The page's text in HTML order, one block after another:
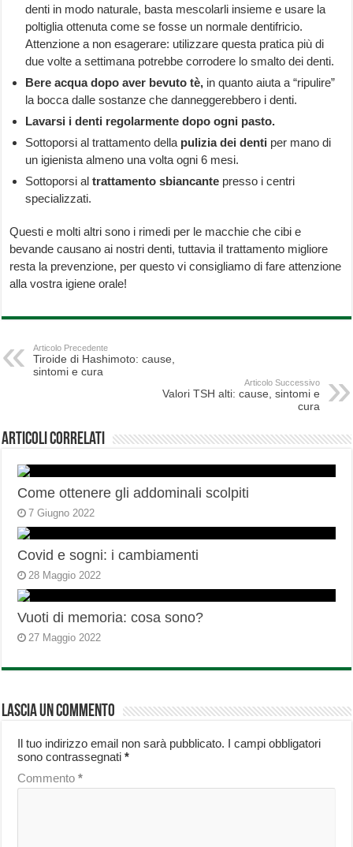
denti in modo naturale, basta mescolarli insieme e usare la
poltiglia ottenuta come se fosse un normale dentifricio.
Attenzione a non esagerare: utilizzare questa pratica più di
due volte a settimana potrebbe corrodere lo smalto dei denti.
Bere acqua dopo aver bevuto tè, in quanto aiuta a “ripulire”
la bocca dalle sostanze che danneggerebbero i denti.
Lavarsi i denti regolarmente dopo ogni pasto.
Sottoporsi al trattamento della pulizia dei denti per mano di
un igienista almeno una volta ogni 6 mesi.
Sottoporsi altrattamento sbiancante presso i centri
specializzati.
Questi e molti altri sono i rimedi per le macchie che cibi e
bevande causano ai nostri denti, tuttavia il trattamento migliore
resta la prevenzione, per questo vi consigliamo di fare attenzione
alla vostra igiene orale!
Articolo Precedente
Tiroide di Hashimoto: cause,
sintomi e cura
Articolo Successivo
Valori TSH alti: cause, sintomi e
cura
Articoli correlati
Come ottenere gli addominali scolpiti
7 Giugno 2022
Covid e sogni: i cambiamenti
28 Maggio 2022
Vuoti di memoria: cosa sono?
27 Maggio 2022
Lascia un commento
Il tuo indirizzo email non sarà pubblicato. I campi obbligatori
sono contrassegnati*
Commento*